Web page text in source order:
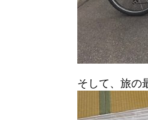
そして、旅の